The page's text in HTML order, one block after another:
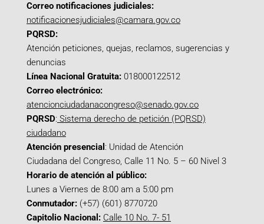
Correo notificaciones judiciales:
notificacionesjudiciales@camara.gov.co
PQRSD:
Atención peticiones, quejas, reclamos, sugerencias y
denuncias
Línea Nacional Gratuita: 018000122512
Correo electrónico:
atencionciudadanacongreso@senado.gov.co
PQRSD: Sistema derecho de petición (PQRSD)
ciudadano
Atención presencial : Unidad de Atención
Ciudadana del Congreso, Calle 11 No. 5 – 60 Nivel 3
Horario de atención al público:
Lunes a Viernes de 8:00 am a 5:00 pm
Conmutador: (+57) (601) 8770720
Capitolio Nacional: Calle 10 No. 7- 51